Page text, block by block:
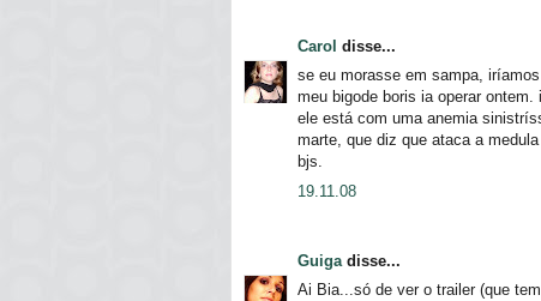
Carol disse...
se eu morasse em sampa,
meu bigode boris ia operar
ele está com uma anemia
marte, que diz que ataca a
bjs.
19.11.08
Guiga disse...
Ai Bia...só de ver o trailer (que